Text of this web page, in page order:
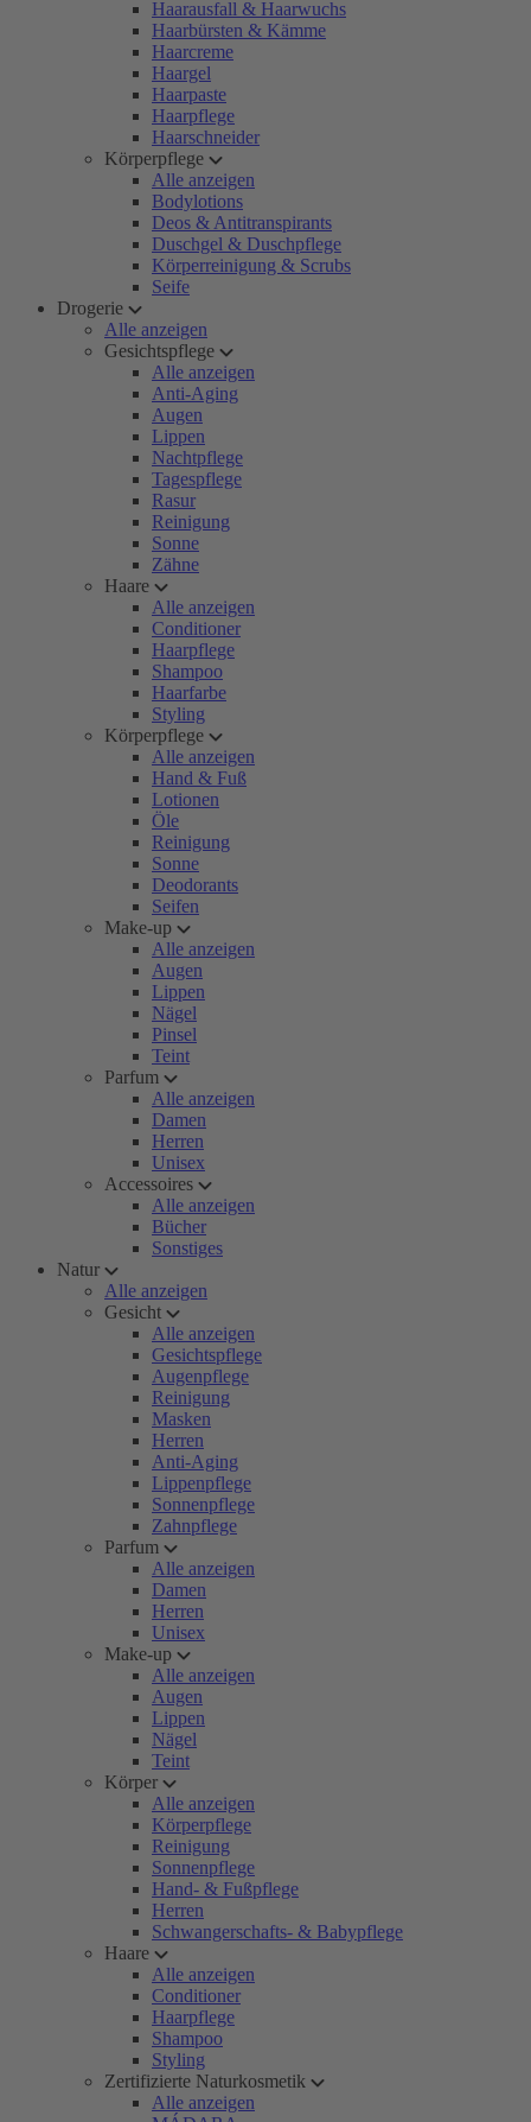
Haarausfall & Haarwuchs
Haarbürsten & Kämme
Haarcreme
Haargel
Haarpaste
Haarpflege
Haarschneider
Körperpflege
Alle anzeigen
Bodylotions
Deos & Antitranspirants
Duschgel & Duschpflege
Körperreinigung & Scrubs
Seife
Drogerie
Alle anzeigen
Gesichtspflege
Alle anzeigen
Anti-Aging
Augen
Lippen
Nachtpflege
Tagespflege
Rasur
Reinigung
Sonne
Zähne
Haare
Alle anzeigen
Conditioner
Haarpflege
Shampoo
Haarfarbe
Styling
Körperpflege
Alle anzeigen
Hand & Fuß
Lotionen
Öle
Reinigung
Sonne
Deodorants
Seifen
Make-up
Alle anzeigen
Augen
Lippen
Nägel
Pinsel
Teint
Parfum
Alle anzeigen
Damen
Herren
Unisex
Accessoires
Alle anzeigen
Bücher
Sonstiges
Natur
Alle anzeigen
Gesicht
Alle anzeigen
Gesichtspflege
Augenpflege
Reinigung
Masken
Herren
Anti-Aging
Lippenpflege
Sonnenpflege
Zahnpflege
Parfum
Alle anzeigen
Damen
Herren
Unisex
Make-up
Alle anzeigen
Augen
Lippen
Nägel
Teint
Körper
Alle anzeigen
Körperpflege
Reinigung
Sonnenpflege
Hand- & Fußpflege
Herren
Schwangerschafts- & Babypflege
Haare
Alle anzeigen
Conditioner
Haarpflege
Shampoo
Styling
Zertifizierte Naturkosmetik
Alle anzeigen